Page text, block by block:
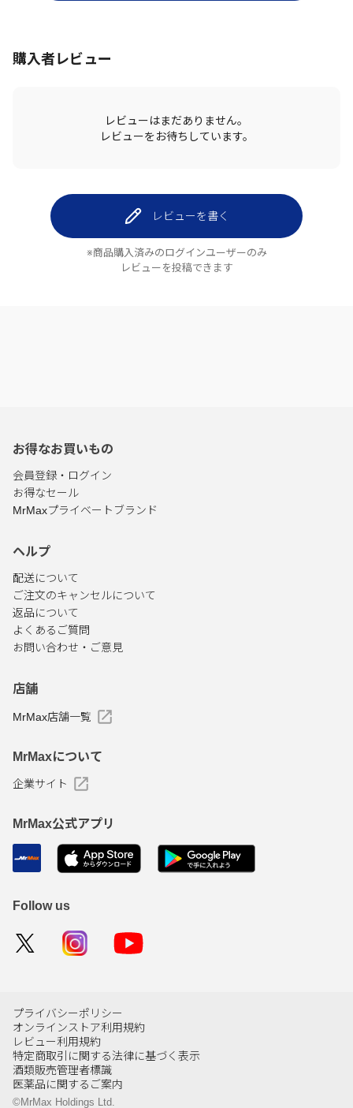
購入者レビュー
レビューはまだありません。
レビューをお待ちしています。
レビューを書く
※商品購入済みのログインユーザーのみ
レビューを投稿できます
お得なお買いもの
会員登録・ログイン
お得なセール
MrMaxプライベートブランド
ヘルプ
配送について
ご注文のキャンセルについて
返品について
よくあるご質問
お問い合わせ・ご意見
店舗
MrMax店舗一覧
MrMaxについて
企業サイト
MrMax公式アプリ
Follow us
プライバシーポリシー
オンラインストア利用規約
レビュー利用規約
特定商取引に関する法律に基づく表示
酒類販売管理者標識
医薬品に関するご案内
©MrMax Holdings Ltd.